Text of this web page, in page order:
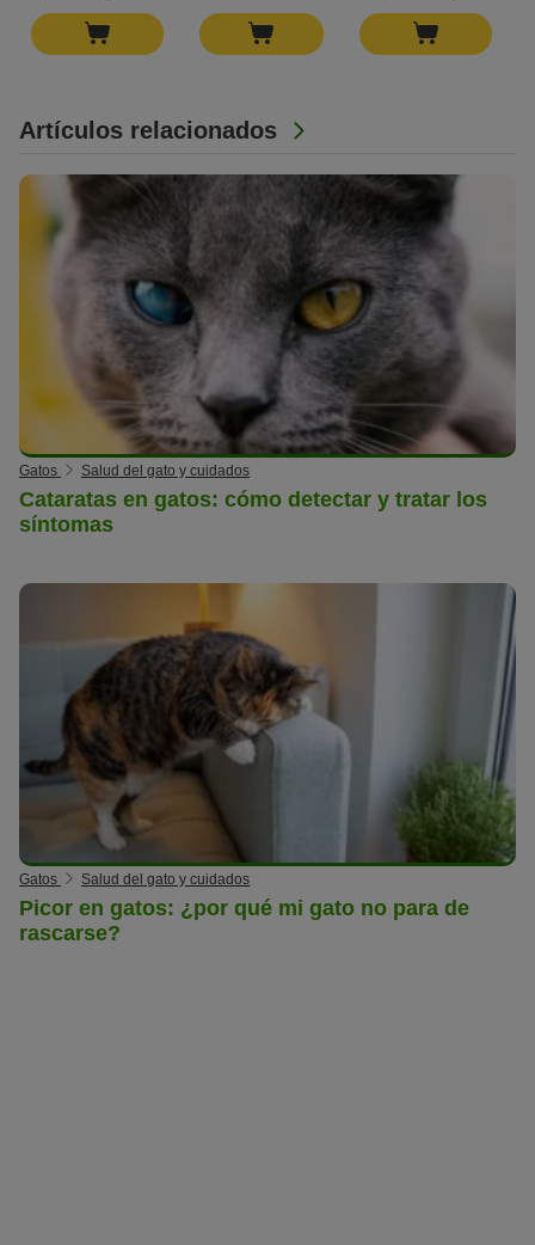
Artículos relacionados
Gatos Salud del gato y cuidados
Cataratas en gatos: cómo detectar y tratar los
síntomas
Gatos Salud del gato y cuidados
Picor en gatos: ¿por qué mi gato no para de
rascarse?